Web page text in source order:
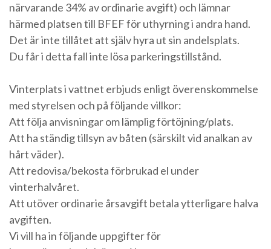
närvarande 34% av ordinarie avgift) och lämnar
härmed platsen till BFEF för uthyrning i andra hand.
Det är inte tillåtet att själv hyra ut sin andelsplats.
Du får i detta fall inte lösa parkeringstillstånd.
Vinterplats i vattnet erbjuds enligt överenskommelse
med styrelsen och på följande villkor:
Att följa anvisningar om lämplig förtöjning/plats.
Att ha ständig tillsyn av båten (särskilt vid analkan av
hårt väder).
Att redovisa/bekosta förbrukad el under
vinterhalvåret.
Att utöver ordinarie årsavgift betala ytterligare halva
avgiften.
Vi vill ha in följande uppgifter för